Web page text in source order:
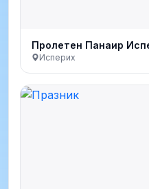
Пролетен Панаир
Исперих